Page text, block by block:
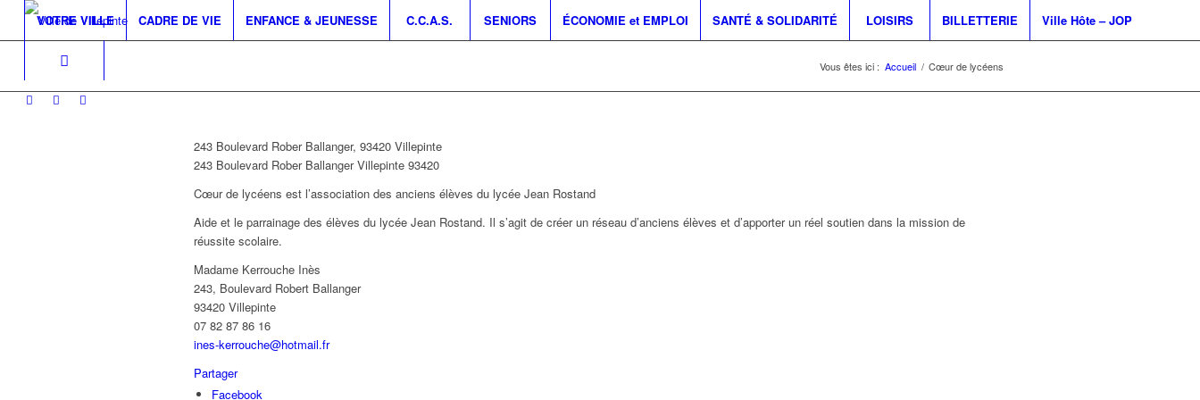
VOTRE VILLE CADRE DE VIE ENFANCE & JEUNESSE C.C.A.S. SENIORS ÉCONOMIE et EMPLOI SANTÉ & SOLIDARITÉ LOISIRS BILLETTERIE Ville Hôte – JOP
Vous êtes ici : Accueil / Cœur de lycéens
243 Boulevard Rober Ballanger, 93420 Villepinte
243 Boulevard Rober Ballanger Villepinte 93420
Cœur de lycéens est l’association des anciens élèves du lycée Jean Rostand
Aide et le parrainage des élèves du lycée Jean Rostand. Il s’agit de créer un réseau d’anciens élèves et d’apporter un réel soutien dans la mission de
réussite scolaire.
Madame Kerrouche Inès
243, Boulevard Robert Ballanger
93420 Villepinte
07 82 87 86 16
ines-kerrouche@hotmail.fr
Partager
Facebook